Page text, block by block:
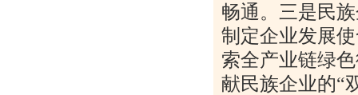
畅通。三是民
制定企业发展
索全产业链绿
献民族企业的“